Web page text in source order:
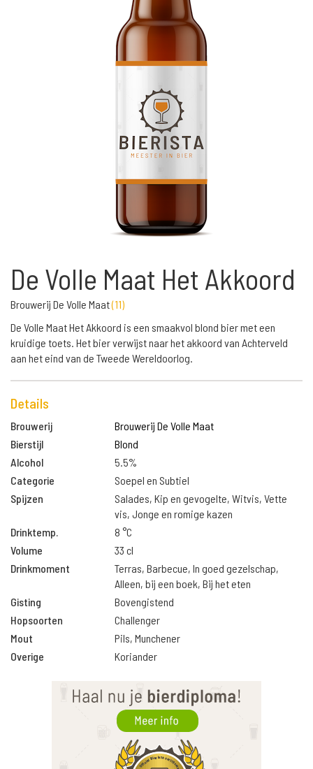
De Volle Maat Het Akkoord
Brouwerij De Volle Maat(11)
De Volle Maat Het Akkoord is een smaakvol blond bier met een
kruidige toets. Het bier verwijst naar het akkoord van Achterveld
aan het eind van de Tweede Wereldoorlog.
Details
Brouwerij
Brouwerij De Volle Maat
Bierstijl
Blond
Alcohol
5.5%
Categorie
Soepel en Subtiel
Spijzen
Salades, Kip en gevogelte, Witvis, Vette
vis, Jonge en romige kazen
Drinktemp.
8 °C
Volume
33 cl
Drinkmoment
Terras, Barbecue, In goed gezelschap,
Alleen, bij een boek, Bij het eten
Gisting
Bovengistend
Hopsoorten
Challenger
Mout
Pils, Munchener
Overige
Koriander